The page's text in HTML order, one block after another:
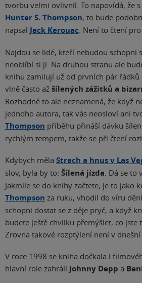
tvorbu velmi ovlivnil. To napovídá, že
Hunter S. Thompson, to bude
napsal Jack Kerouac. Není to čtení
Najdou se lidé, kteří nebudou schopni
neoblíbí si ji. Na druhou stranu ale
knihu zamilují už od prvních pár řádků
vlně často až šílených zážitků a
Rozhodně to ale neznamená, že když
jednoho autora, tak vás neosloví ani
Thompson příběhu přináší dávku
rychlým tempem, takže se při čtení
Kdybych měla Strach a hnus v Las
slov, byla by to: Šílená jízda . Dá se
Jakmile se do knihy začtete, je to jako
Thompson za ruku, vhodil do víru
schopni dostat se z děje pryč, a když
budete ještě chvilku přemýšlet, co jste
Zrovna takové rozptýlení není v dnešní
V roce 1998 se kniha dočkala i
hlavní role zahráli Johnny Depp a